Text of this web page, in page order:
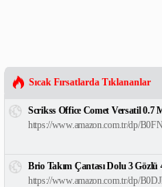
Sıcak Fırsatlarda Tıklananlar
Scrikss Office Comet Versatil 0.7
https://www.amazon.com.tr/dp/
Brio Takım Çantası Dolu 3
https://www.amazon.com.tr/dp/